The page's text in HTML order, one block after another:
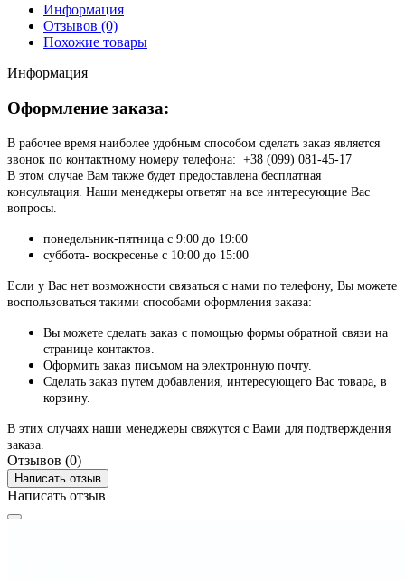
Информация
Отзывов (0)
Похожие товары
Информация
Оформление заказа:
В рабочее время наиболее удобным способом сделать заказ является
звонок по контактному номеру телефона: +38 (099) 081-45-17
В этом случае Вам также будет предоставлена бесплатная
консультация. Наши менеджеры ответят на все интересующие Вас
вопросы.
понедельник-пятница с 9:00 до 19:00
суббота- воскресенье с 10:00 до 15:00
Если у Вас нет возможности связаться с нами по телефону, Вы можете
воспользоваться такими способами оформления заказа:
Вы можете сделать заказ с помощью формы обратной связи на
странице контактов.
Оформить заказ письмом на электронную почту.
Сделать заказ путем добавления, интересующего Вас товара, в
корзину.
В этих случаях наши менеджеры свяжутся с Вами для подтверждения
заказа.
Отзывов (0)
Написать отзыв
Написать отзыв